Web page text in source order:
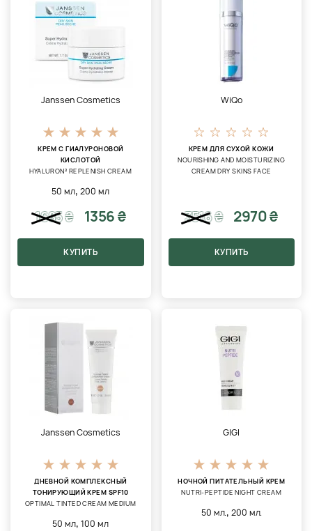
Janssen Cosmetics
КРЕМ С ГИАЛУРОНОВОЙ
КИСЛОТОЙ
HYALURON³ REPLENISH CREAM
50 мл,200 мл
1685₴ 1356 ₴
КУПИТЬ
WiQo
КРЕМ ДЛЯ СУХОЙ КОЖИ
NOURISHING AND MOISTURIZING
CREAM DRY SKINS FACE
3516₴ 2970 ₴
КУПИТЬ
Janssen Cosmetics
ДНЕВНОЙ КОМПЛЕКСНЫЙ
ТОНИРУЮЩИЙ КРЕМ SPF10
OPTIMAL TINTED CREAM MEDIUM
50 мл,100 мл
GIGI
НОЧНОЙ ПИТАТЕЛЬНЫЙ КРЕМ
NUTRI-PEPTIDE NIGHT CREAM
50 мл., 200 мл.